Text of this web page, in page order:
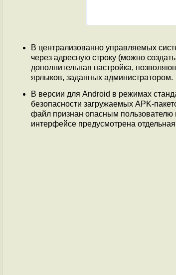
В централизованно управляемых
через адресную строку (можно
дополнительная настройка,
ярлыков, заданных администратором.
В версии для Android в режимах
безопасности загружаемых APK-
файл признан опасным пользователю
интерфейсе предусмотрена